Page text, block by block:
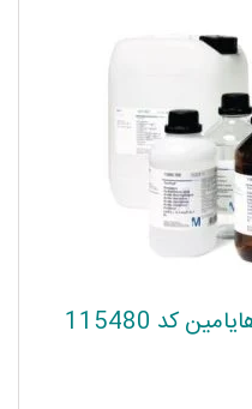
کد 115480